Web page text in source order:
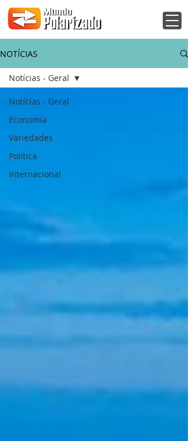
NOTÍCIAS
Notícias - Geral
Economia
Variedades
Política
Internacional
Notícias - Geral